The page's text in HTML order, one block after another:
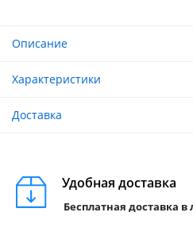
Описание
Характеристики
Доставка
Удобная доставка
Бесплатная доставка